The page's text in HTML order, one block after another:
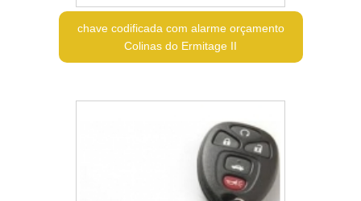
chave codificada com alarme orçamento
Colinas do Ermitage II